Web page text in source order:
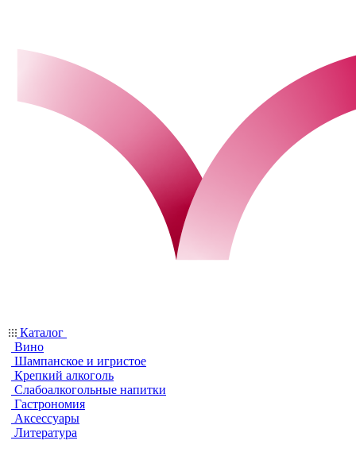
Каталог
Вино
Шампанское и игристое
Крепкий алкоголь
Слабоалкогольные напитки
Гастрономия
Аксессуары
Литература